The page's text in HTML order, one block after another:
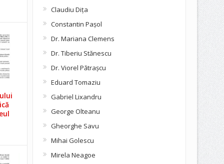
Claudiu Diţa
Constantin Pașol
Dr. Mariana Clemens
Dr. Tiberiu Stănescu
Dr. Viorel Pătraşcu
Eduard Tomaziu
Gabriel Lixandru
George Olteanu
Gheorghe Savu
Mihai Golescu
Mirela Neagoe